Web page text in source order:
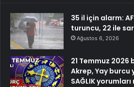
35 il için alarm:
turuncu, 22 ile
Ağustos 6, 2026
21 Temmuz 2026
Akrep, Yay burcu
SAĞLIK